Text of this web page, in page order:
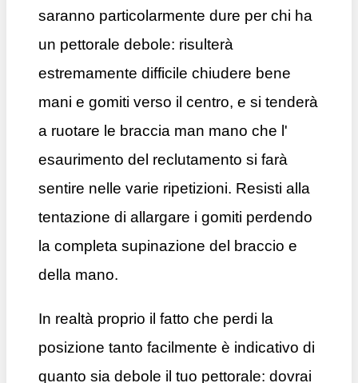
saranno particolarmente dure per chi ha
un pettorale debole: risulterà
estremamente difficile chiudere bene
mani e gomiti verso il centro, e si tenderà
a ruotare le braccia man mano che l'
esaurimento del reclutamento si farà
sentire nelle varie ripetizioni. Resisti alla
tentazione di allargare i gomiti perdendo
la completa supinazione del braccio e
della mano.
In realtà proprio il fatto che perdi la
posizione tanto facilmente è indicativo di
quanto sia debole il tuo pettorale: dovrai